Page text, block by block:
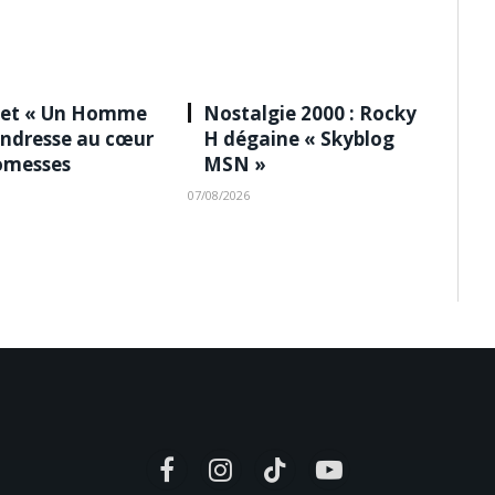
« Un Homme
au cœur
Nostalgie 2000 : Rocky
H dégaine « Skyblog
MSN »
07/08/2026
FacebookInstagramTikTok YouTube